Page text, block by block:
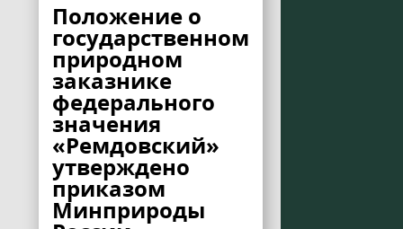
Положение о
государственном
природном
заказнике
федерального
значения
«Ремдовский»
утверждено
приказом
Минприроды